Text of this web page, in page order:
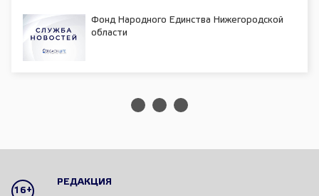
Фонд Народного Единства Нижегородской
области
16+
РЕДАКЦИЯ